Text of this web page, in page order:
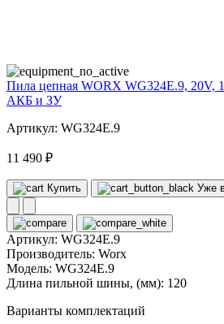
Пила цепная WORX WG324E.9, 20V,
АКБ и ЗУ
Артикул: WG324E.9
11 490 ₽
Купить Уже
Артикул: WG324E.9
Производитель: Worx
Модель: WG324E.9
Длина пильной шины, (мм): 120
Варианты комплектаций